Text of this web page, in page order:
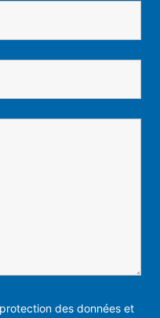
des données et